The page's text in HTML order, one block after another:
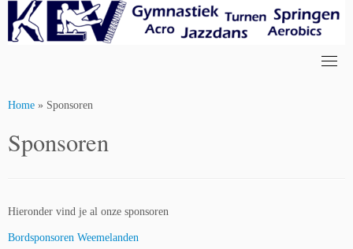
content
Home » Sponsoren
Sponsoren
Hieronder vind je al onze sponsoren
Bordsponsoren Weemelanden